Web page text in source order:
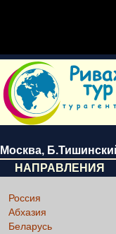
Москва,
НАПРАВЛЕНИЯ
Россия
Абхазия
Беларусь